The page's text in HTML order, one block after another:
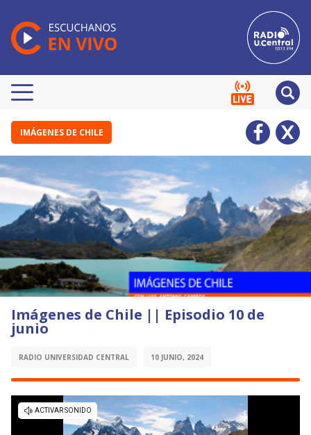
IMÁGENES DE CHILE
Imágenes de Chile || Episodio 10 de
junio
RADIO UNIVERSIDAD CENTRAL 10 JUNIO, 2024